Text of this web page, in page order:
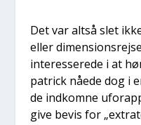
Det var alt­så slet
eller
inter­es­se­re­de i at
pa­tri­ck nåe­de dog i
de ind­kom­ne
give bevis for